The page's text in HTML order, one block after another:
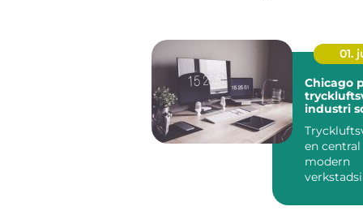
01.
Chicago
industri
en
modern